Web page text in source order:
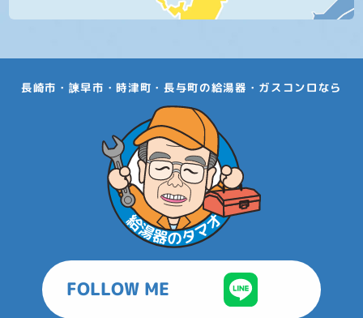
長崎市・諫早市・時津町・長与町の給湯器・ガスコンロなら
FOLLOW ME